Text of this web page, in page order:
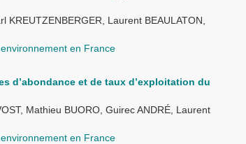
Laurent BEAULATON,
en France
d’abondance et de taux d’exploitation du
Mathieu BUORO, Guirec ANDRÉ, Laurent
en France